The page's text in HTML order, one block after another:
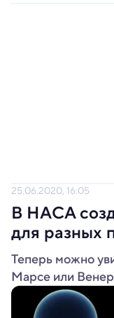
25.06.2020, 16:05
В НАСА
для разных
Теперь можно
Марсе или